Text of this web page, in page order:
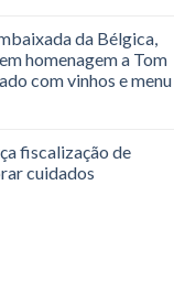
da Bélgica,
homenagem a Tom
com vinhos e menu
fiscalização de
cuidados